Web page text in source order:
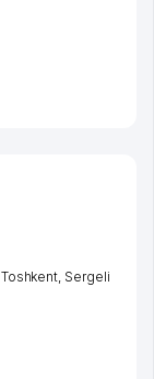
Toshkent, Sergeli